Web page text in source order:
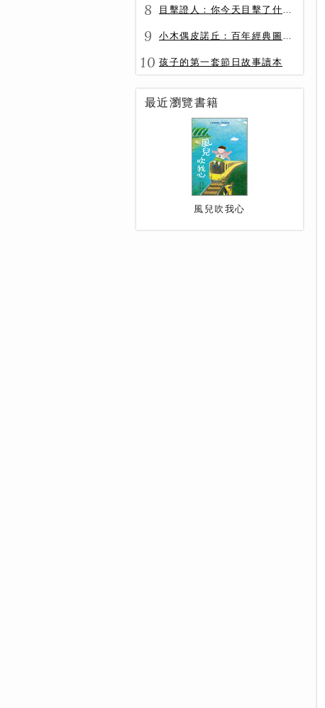
8 目擊證人：你今天目擊了什麼？
9 小木偶皮諾丘：百年經典圖文全譯版
10 孩子的第一套節日故事讀本
最近瀏覽書籍
風兒吹我心